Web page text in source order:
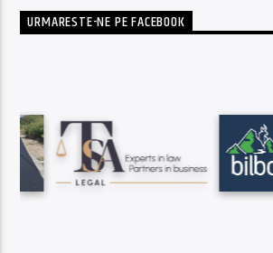
URMARESTE-NE PE FACEBOOK